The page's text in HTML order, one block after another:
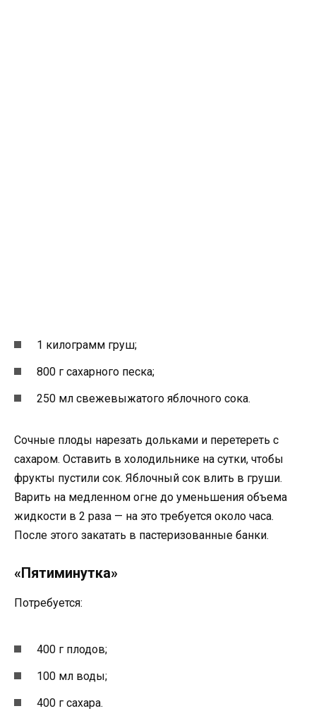
1 килограмм груш;
800 г сахарного песка;
250 мл свежевыжатого яблочного сока.
Сочные плоды нарезать дольками и перетереть с
сахаром. Оставить в холодильнике на сутки, чтобы
фрукты пустили сок. Яблочный сок влить в груши.
Варить на медленном огне до уменьшения объема
жидкости в 2 раза — на это требуется около часа.
После этого закатать в пастеризованные банки.
«Пятиминутка»
Потребуется:
400 г плодов;
100 мл воды;
400 г сахара.